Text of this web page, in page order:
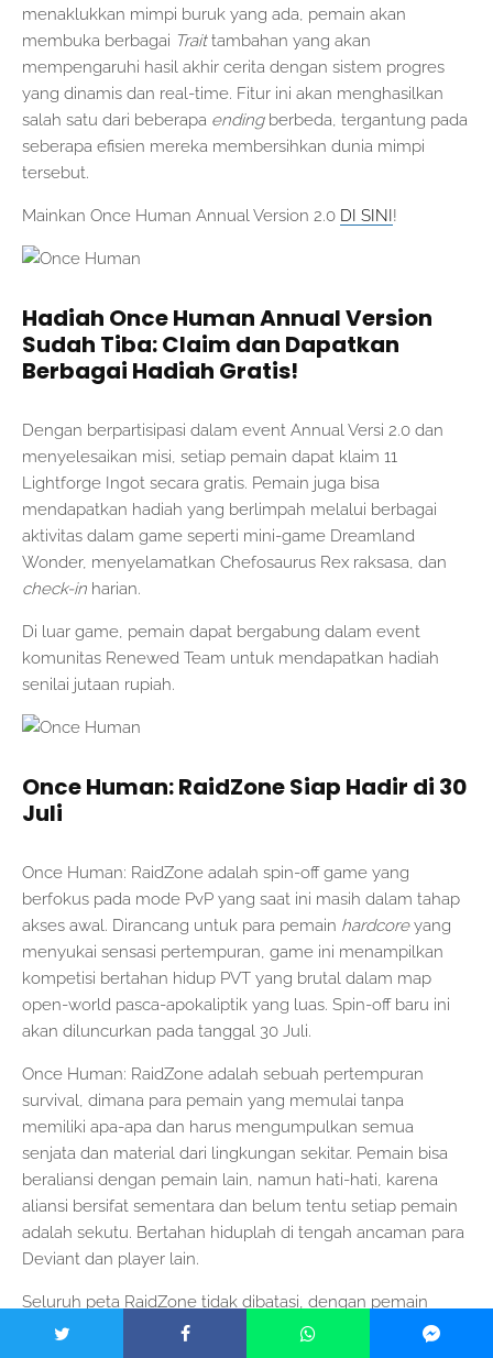
menaklukkan mimpi buruk yang ada, pemain akan
membuka berbagai Traittambahan yang akan
mempengaruhi hasil akhir cerita dengan sistem progres
yang dinamis dan real-time. Fitur ini akan menghasilkan
salah satu dari beberapa endingberbeda, tergantung pada
seberapa efisien mereka membersihkan dunia mimpi
tersebut.
Mainkan Once Human Annual Version 2.0 DI SINI!
Hadiah Once Human Annual Version
Sudah Tiba: Claim dan Dapatkan
Berbagai Hadiah Gratis!
Dengan berpartisipasi dalam event Annual Versi 2.0 dan
menyelesaikan misi, setiap pemain dapat klaim 11
Lightforge Ingot secara gratis. Pemain juga bisa
mendapatkan hadiah yang berlimpah melalui berbagai
aktivitas dalam game seperti mini-game Dreamland
Wonder, menyelamatkan Chefosaurus Rex raksasa, dan
check-in harian.
Di luar game, pemain dapat bergabung dalam event
komunitas Renewed Team untuk mendapatkan hadiah
senilai jutaan rupiah.
Once Human: RaidZone Siap Hadir di 30
Juli
Once Human: RaidZone adalah spin-off game yang
berfokus pada mode PvP yang saat ini masih dalam tahap
akses awal. Dirancang untuk para pemain hardcoreyang
menyukai sensasi pertempuran, game ini menampilkan
kompetisi bertahan hidup PVT yang brutal dalam map
open-world pasca-apokaliptik yang luas. Spin-off baru ini
akan diluncurkan pada tanggal 30 Juli.
Once Human: RaidZone adalah sebuah pertempuran
survival, dimana para pemain yang memulai tanpa
memiliki apa-apa dan harus mengumpulkan semua
senjata dan material dari lingkungan sekitar. Pemain bisa
beraliansi dengan pemain lain, namun hati-hati, karena
aliansi bersifat sementara dan belum tentu setiap pemain
adalah sekutu. Bertahan hiduplah di tengah ancaman para
Deviant dan player lain.
Seluruh peta RaidZone tidak dibatasi, dengan pemain
dapat menyerang markas dan faksi satu sama lain kapan